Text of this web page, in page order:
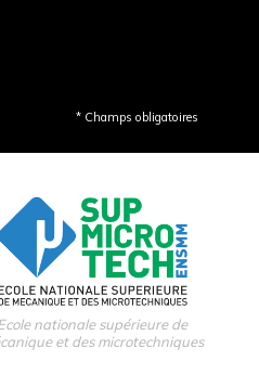
* Champs obligatoires
nationale supérieure de
et des microtechniques